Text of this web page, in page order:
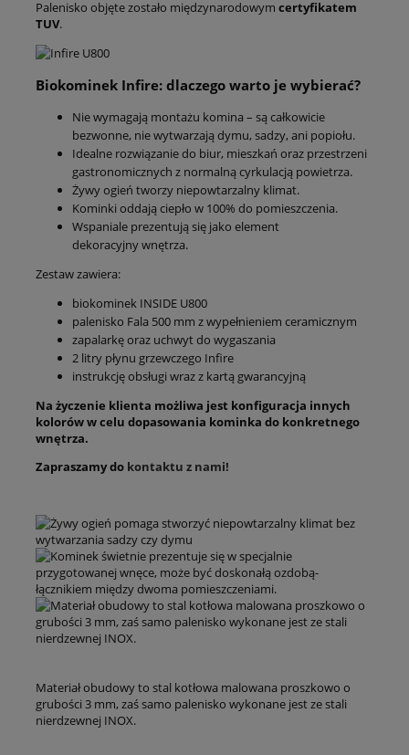
Palenisko objęte zostało międzynarodowym certyfikatem
TUV.
Biokominek Infire: dlaczego warto je wybierać?
Nie wymagają montażu komina – są całkowicie
bezwonne, nie wytwarzają dymu, sadzy, ani popiołu.
Idealne rozwiązanie do biur, mieszkań oraz przestrzeni
gastronomicznych z normalną cyrkulacją powietrza.
Żywy ogień tworzy niepowtarzalny klimat.
Kominki oddają ciepło w 100% do pomieszczenia.
Wspaniale prezentują się jako element
dekoracyjny wnętrza.
Zestaw zawiera:
biokominek INSIDE U800
palenisko Fala 500 mm z wypełnieniem ceramicznym
zapalarkę oraz uchwyt do wygaszania
2 litry płynu grzewczego Infire
instrukcję obsługi wraz z kartą gwarancyjną
Na życzenie klienta możliwa jest konfiguracja innych
kolorów w celu dopasowania kominka do konkretnego
wnętrza.
Zapraszamy do kontaktu z nami!
Materiał obudowy to stal kotłowa malowana proszkowo o
grubości 3 mm, zaś samo palenisko wykonane jest ze stali
nierdzewnej INOX.